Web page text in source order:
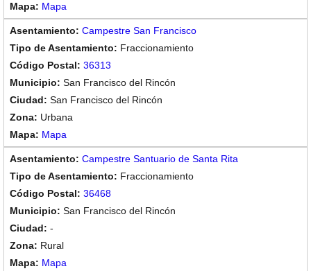
Mapa
Campestre San Francisco
Fraccionamiento
36313
San Francisco del Rincón
San Francisco del Rincón
Urbana
Mapa
Campestre Santuario de Santa Rita
Fraccionamiento
36468
San Francisco del Rincón
-
Rural
Mapa